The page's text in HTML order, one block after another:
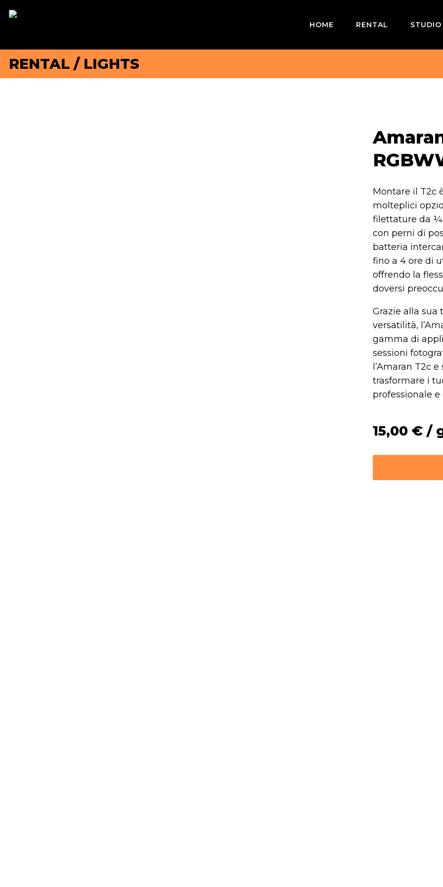
HOME RENTAL STUDIO
RENTAL / LIGHTS
Montare il T2c
molteplici
filettature da
con perni di
batteria
fino a 4 ore di
offrendo la
doversi
Grazie alla sua
versatilità,
gamma di
sessioni
l’Amaran T2c
trasformare i
professionale
15,00 €/